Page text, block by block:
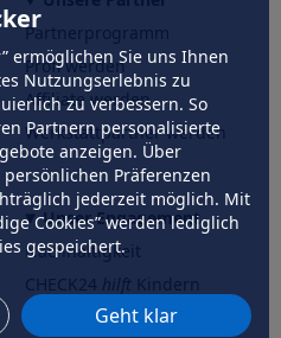
ermöglichen Sie uns Ihnen
Nutzungserlebnis zu
zu verbessern. So
Partnern personalisierte
anzeigen. Über
persönlichen Präferenzen
jederzeit möglich. Mit
Cookies” werden lediglich
gespeichert.
Geht klar
Partnerprogramm
Profi werden
Affiliate werden
Werkstattpartner werden
Unser Engagement
Nachhaltigkeit
CHECK24hilftder Natur